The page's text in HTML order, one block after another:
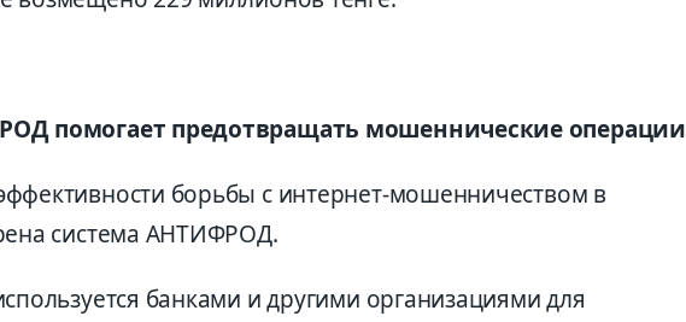
помогает предотвращать мошеннические операции
борьбы с интернет-мошенничеством в
система АНТИФРОД.
банками и другими организациями для